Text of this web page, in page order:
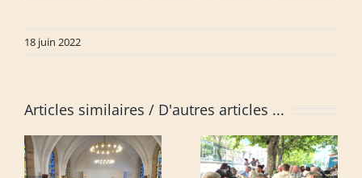
18 juin 2022
Articles similaires